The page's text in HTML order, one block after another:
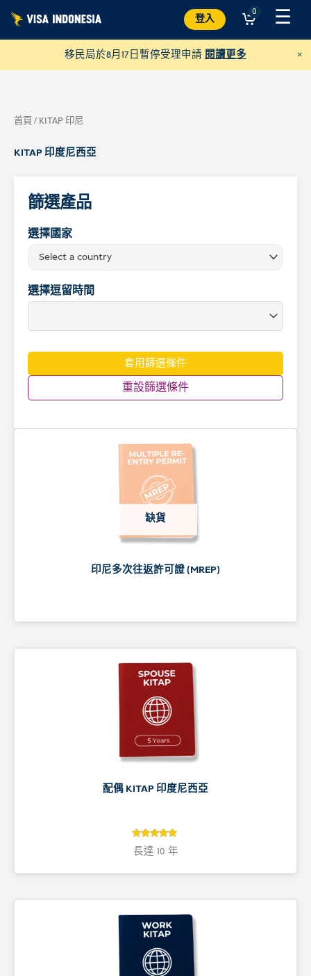
容
登入
0 ☰
移民局於8月17日暫停受理申請 閱讀更多 ×
首頁/ KITAP 印尼
KITAP 印度尼西亞
篩選產品
選擇國家
Select a country
選擇逗留時間
套用篩選條件
重設篩選條件
缺貨
印尼多次往返許可證 (MREP)
配偶 KITAP 印度尼西亞
評分
5
5
長達 10 年
並幫助各種動物
美元